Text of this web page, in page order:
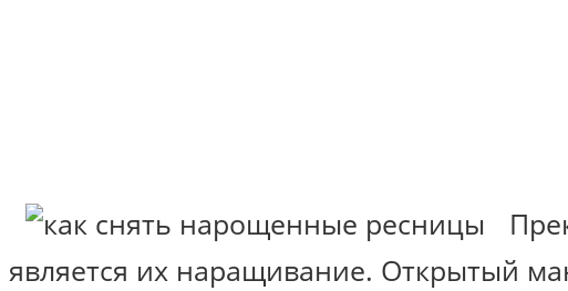
является их наращивание. Открытый